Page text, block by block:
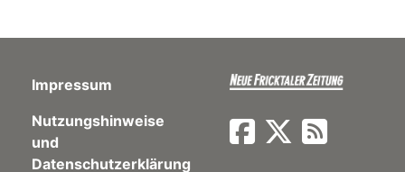
Impressum
Nutzungshinweise
und
Datenschutzerklärung